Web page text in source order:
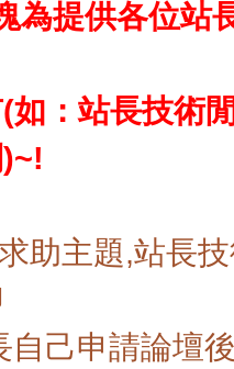
為提供各位站
如：站長技術
助主題,站長
申請論壇後